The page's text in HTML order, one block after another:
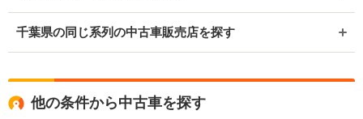
千葉県の同じ系列の中古車販売店を探す
他の条件から中古車を探す